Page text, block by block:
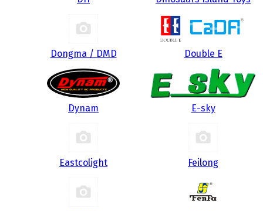
Dongma / DMD Double E
Dynam E-sky
Eastcolight Feilong